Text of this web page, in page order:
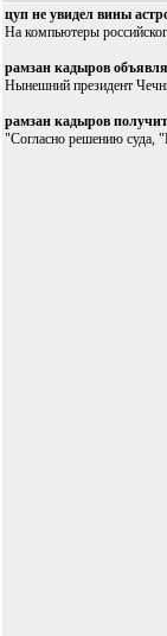
цуп не увидел вины
На компьютеры
рамзан кадыров
Нынешний президент
рамзан кадыров
"Согласно решению суда,